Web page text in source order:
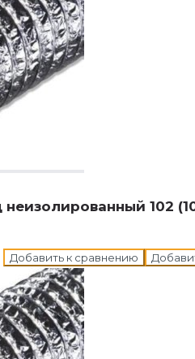
неизолированный 102
Добавить к сравнению